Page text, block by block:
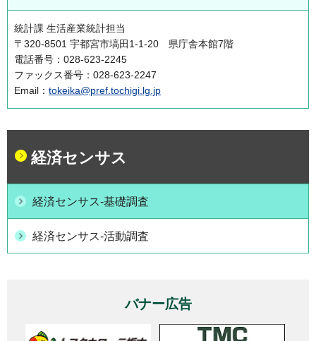
統計課 生活産業統計担当
〒320-8501 宇都宮市塙田1-1-20 県庁舎本館7階
電話番号：028-623-2245
ファックス番号：028-623-2247
Email： tokeika@pref.tochigi.lg.jp
経済センサス
経済センサス‐基礎調査
経済センサス-活動調査
バナー広告